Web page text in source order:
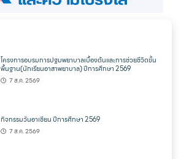
โครงการอบรมการปฐมพยาบาลเบื้องต้นและการช่วยชีวิตขั้น
พื้นฐาน(นักเรียนอาสาพยาบาล) ปีการศึกษา 2569
7 ส.ค. 2569
กิจกรรมวันอาเซียน ปีการศึกษา 2569
7 ส.ค. 2569